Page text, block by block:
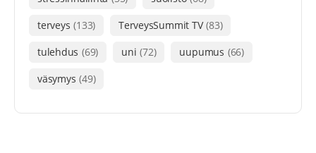
terveys (133) TerveysSummit TV (83)
tulehdus (69) uni (72) uupumus (66)
väsymys (49)